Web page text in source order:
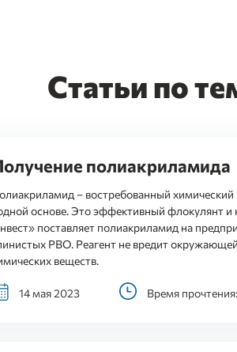
Статьи по
полиакриламида
– востребованный химический
основе. Это эффективный флокулянт и
поставляет полиакриламид на
РВО. Реагент не вредит
веществ.
14 мая 2023 Время